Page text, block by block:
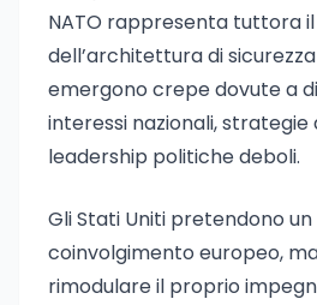
NATO rappresenta tuttora
dell’architettura di
emergono crepe dovute a
interessi nazionali, strategie
leadership politiche deboli.
Gli Stati Uniti pretendono
coinvolgimento europeo,
rimodulare il proprio